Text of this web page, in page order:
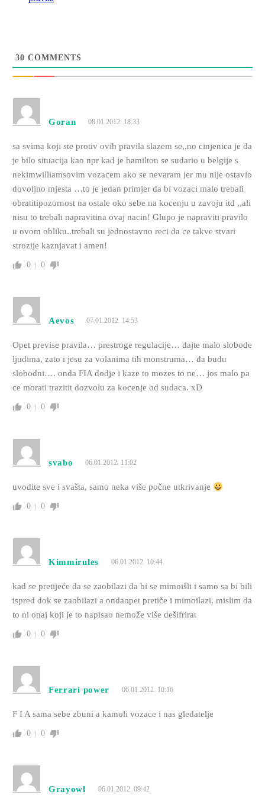
30 COMMENTS
Goran 08.01.2012. 18:33
sa svima koji ste protiv ovih pravila slazem se,,no cinjenica je da
je bilo situacija kao npr kad je hamilton se sudario u belgije s
nekimwilliamsovim vozacem ako se nevaram jer mu nije ostavio
dovoljno mjesta …to je jedan primjer da bi vozaci malo trebali
obratitipozornost na ostale oko sebe na kocenju u zavoju itd ,,ali
nisu to trebali napravitina ovaj nacin! Glupo je napraviti pravilo
u ovom obliku..trebali su jednostavno reci da ce takve stvari
strozije kaznjavat i amen!
0 0
Aevos 07.01.2012. 14:53
Opet previse pravila… prestroge regulacije… dajte malo slobode
ljudima, zato i jesu za volanima tih monstruma… da budu
slobodni…. onda FIA dodje i kaze to mozes to ne… jos malo pa
ce morati trazitit dozvolu za kocenje od sudaca. xD
0 0
svabo 06.01.2012. 11:02
uvodite sve i svašta, samo neka više počne utkrivanje
0 0
Kimmirules 06.01.2012. 10:44
kad se pretiječe da se zaobilazi da bi se mimoišli i samo sa bi bili
ispred dok se zaobilazi a ondaopet pretiče i mimoilazi, mislim da
to ni onaj koji je to napisao nemože više dešifrirat
0 0
Ferrari power 06.01.2012. 10:16
F I A sama sebe zbuni a kamoli vozace i nas gledatelje
0 0
Grayowl 06.01.2012. 09:42